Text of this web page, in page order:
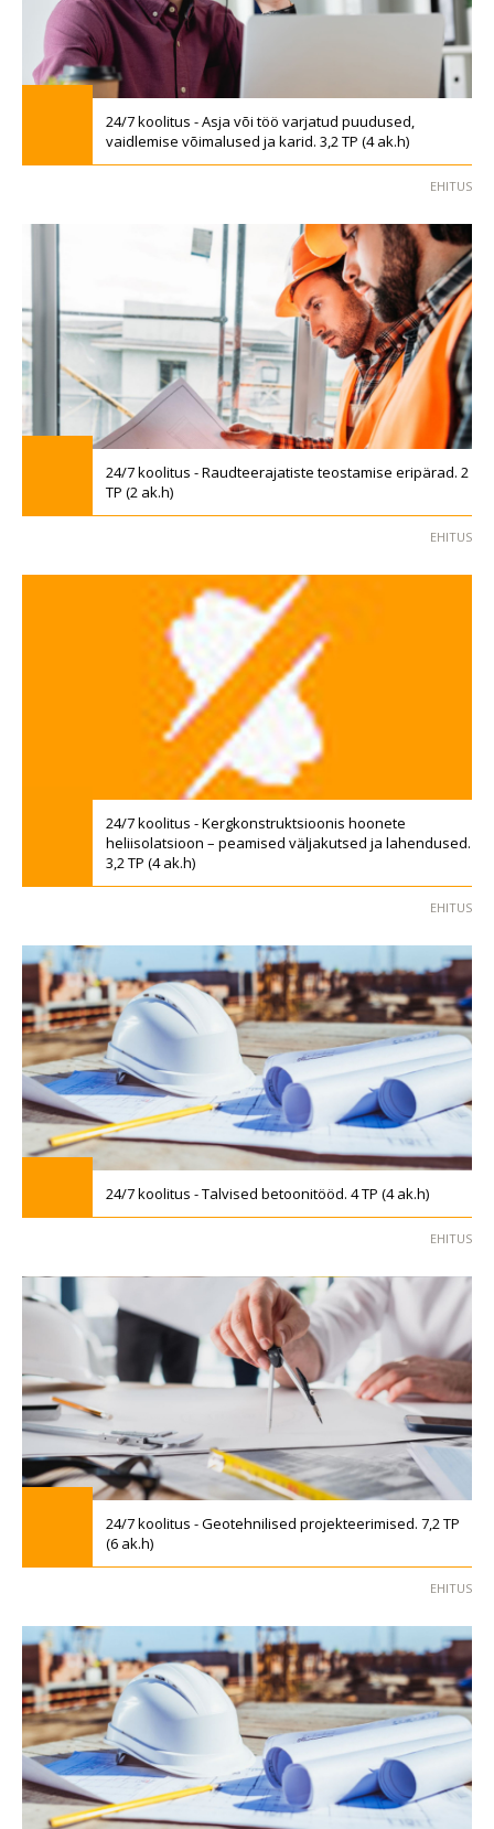
24/7 koolitus - Asja või töö varjatud puudused,
vaidlemise võimalused ja karid. 3,2 TP (4 ak.h)
EHITUS
24/7 koolitus - Raudteerajatiste teostamise eripärad. 2
TP (2 ak.h)
EHITUS
24/7 koolitus - Kergkonstruktsioonis hoonete
heliisolatsioon – peamised väljakutsed ja lahendused.
3,2 TP (4 ak.h)
EHITUS
24/7 koolitus - Talvised betoonitööd. 4 TP (4 ak.h)
EHITUS
24/7 koolitus - Geotehnilised projekteerimised. 7,2 TP
(6 ak.h)
EHITUS